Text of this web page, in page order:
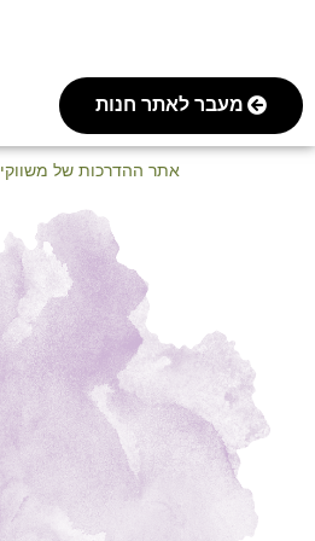
מעבר לאתר חנות
אתר ההדרכות של משווקי Forever